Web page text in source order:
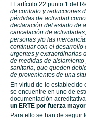
El artículo 22 punto 1 del
de contrato y reducciones
pérdidas de actividad
declaración del estado de
cancelación de
personas y/o las
continuar con el
urgentes y extraordinarias
de medidas de
sanitaria, que queden
de provenientes de una
En virtud de lo establecido
se encuentre en uno de
documentación acreditativa
un ERTE por fuerza mayor
Para ello se han de seguir